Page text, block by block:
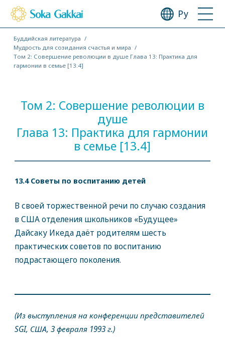
Ру
Буддийская литература
Мудрость для созидания счастья и мира
Том 2: Совершение революции в душе Глава 13: Практика для
гармонии в семье [13.4]
Том 2: Совершение революции в
душе
Глава 13: Практика для гармонии
в семье [13.4]
13.4 Советы по воспитанию детей
В своей торжественной речи по случаю создания
в США отделения школьников «Будущее»
Дайсаку Икеда даёт родителям шесть
практических советов по воспитанию
подрастающего поколения.
(Из выступления на конференции представителей
SGI, США, 3 февраля 1993 г.)